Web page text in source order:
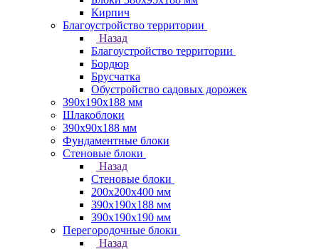
Кирпич
Благоустройство территории
Назад
Благоустройство территории
Бордюр
Брусчатка
Обустройство садовых дорожек
390х190х188 мм
Шлакоблоки
390х90х188 мм
Фундаментные блоки
Стеновые блоки
Назад
Стеновые блоки
200х200х400 мм
390х190х188 мм
390х190х190 мм
Перегородочные блоки
Назад